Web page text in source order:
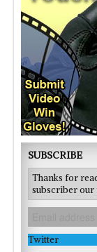
SUBSCRIBE
Thanks for
subscriber our
Twitter